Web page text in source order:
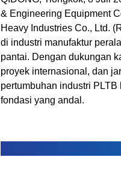
& Engineering Equipment
Heavy Industries Co., Ltd.
di industri manufaktur
pantai. Dengan dukungan
proyek internasional, dan
pertumbuhan industri
fondasi yang andal.